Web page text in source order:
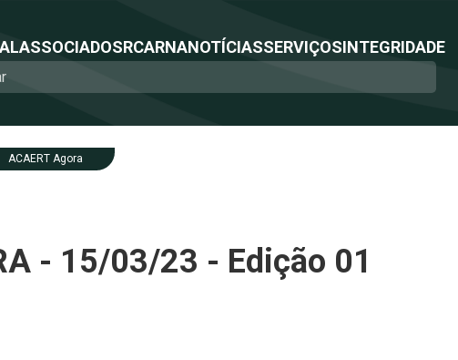
ASSOCIADOSRCARNANOTÍCIASSERVIÇOSINTEGRIDADE
ACAERT Agora
- 15/03/23 - Edição 01